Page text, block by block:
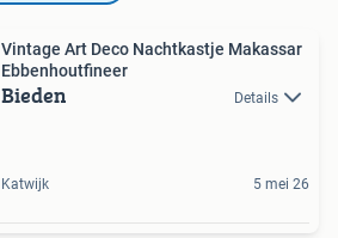
Vintage Art Deco Nachtkastje Makassar
Ebbenhoutfineer
Bieden Details
Katwijk 5 mei 26